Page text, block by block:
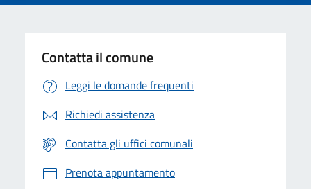
Contatta il comune
Leggi le domande frequenti
Richiedi assistenza
Contatta gli uffici comunali
Prenota appuntamento